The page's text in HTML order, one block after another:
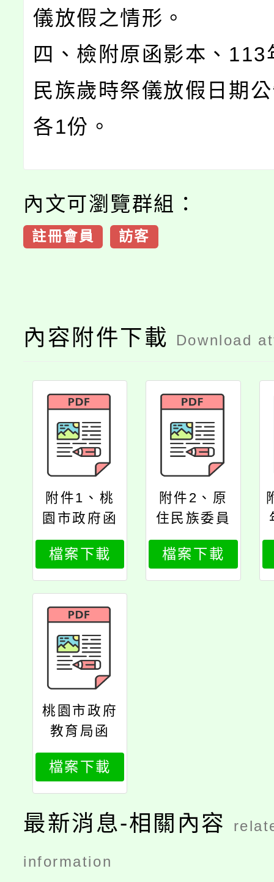
儀放假之情形。
四、檢附原函影本、113
民族歲時祭儀放假日期
各1份。
內文可瀏覽群組：
註冊會員 訪客
內容附件下載 Download
附件1、桃
園市政府函
檔案下載
附件2、原
住民族委員
會公告
檔案下載
桃園市政府
教育局函
檔案下載
最新消息-相關內容
information